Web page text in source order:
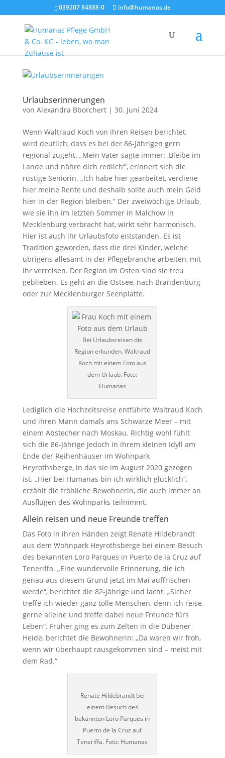
039207 84888-0 info@humanas.de
Urlaubserinnerungen
von Alexandra Bborchert| 30. Juni 2024
Wenn Waltraud Koch von ihren Reisen berichtet,
wird deutlich, dass es bei der 86-Jährigen gern
regional zugeht. „Mein Vater sagte immer: ‚Bleibe im
Lande und nähre dich redlich‘“, erinnert sich die
rüstige Seniorin. „Ich habe hier gearbeitet, verdiene
hier meine Rente und deshalb sollte auch mein Geld
hier in der Region bleiben.“ Der zweiwöchige Urlaub,
wie sie ihn im letzten Sommer in Malchow in
Mecklenburg verbracht hat, wirkt sehr harmonisch.
Hier ist auch ihr Urlaubsfoto entstanden. Es ist
Tradition geworden, dass die drei Kinder, welche
übrigens allesamt in der Pflegebranche arbeiten, mit
ihr verreisen. Der Region im Osten sind sie treu
geblieben. Es geht an die Ostsee, nach Brandenburg
oder zur Mecklenburger Seenplatte.
Bei Urlaubsreisen die
Region erkunden. Waltraud
Koch mit einem Foto aus
dem Urlaub. Foto:
Humanas
Lediglich die Hochzeitsreise entführte Waltraud Koch
und ihren Mann damals ans Schwarze Meer – mit
einem Abstecher nach Moskau. Richtig wohl fühlt
sich die 86-Jährige jedoch in ihrem kleinen Idyll am
Ende der Reihenhäuser im Wohnpark
Heyrothsberge, in das sie im August 2020 gezogen
ist. „Hier bei Humanas bin ich wirklich glücklich“,
erzählt die fröhliche Bewohnerin, die auch immer an
Ausflügen des Wohnparks teilnimmt.
Allein reisen und neue Freunde treffen
Das Foto in ihren Händen zeigt Renate Hildebrandt
aus dem Wohnpark Heyrothsberge bei einem Besuch
des bekannten Loro Parques in Puerto de la Cruz auf
Teneriffa. „Eine wundervolle Erinnerung, die ich
genau aus diesem Grund jetzt im Mai auffrischen
werde“, berichtet die 82-Jährige und lacht. „Sicher
treffe ich wieder ganz tolle Menschen, denn ich reise
gerne alleine und treffe dabei neue Freunde fürs
Leben“. Früher ging es zum Zelten in die Dübener
Heide, berichtet die Bewohnerin: „Da waren wir froh,
wenn wir überhaupt rausgekommen sind – meist mit
dem Rad.“
Renate Hildebrandt bei
einem Besuch des
bekannten Loro Parques in
Puerto de la Cruz auf
Teneriffa. Foto: Humanas